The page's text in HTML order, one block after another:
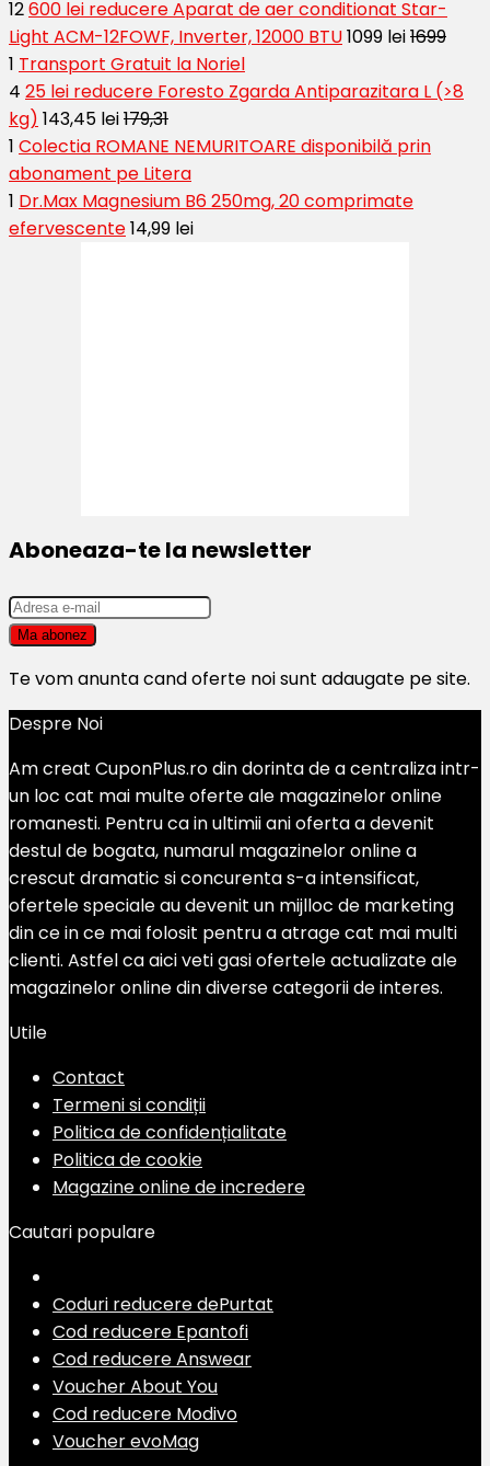
12600 lei reducere Aparat de aer conditionat Star-
Light ACM-12FOWF, Inverter, 12000 BTU1099 lei1699
1 Transport Gratuit la Noriel
4 25 lei reducere Foresto Zgarda Antiparazitara L (>8
kg) 143,45 lei179,31
1 Colectia ROMANE NEMURITOARE disponibilă prin
abonament pe Litera
1 Dr.Max Magnesium B6 250mg, 20 comprimate
efervescente14,99 lei
Aboneaza-te la newsletter
Te vom anunta cand oferte noi sunt adaugate pe site.
Despre Noi
Am creat CuponPlus.ro din dorinta de a centraliza intr-
un loc cat mai multe oferte ale magazinelor online
romanesti. Pentru ca in ultimii ani oferta a devenit
destul de bogata, numarul magazinelor online a
crescut dramatic si concurenta s-a intensificat,
ofertele speciale au devenit un mijlloc de marketing
din ce in ce mai folosit pentru a atrage cat mai multi
clienti. Astfel ca aici veti gasi ofertele actualizate ale
magazinelor online din diverse categorii de interes.
Utile
Contact
Termeni si condiții
Politica de confidențialitate
Politica de cookie
Magazine online de incredere
Cautari populare
Coduri reducere dePurtat
Cod reducere Epantofi
Cod reducere Answear
Voucher About You
Cod reducere Modivo
Voucher evoMag